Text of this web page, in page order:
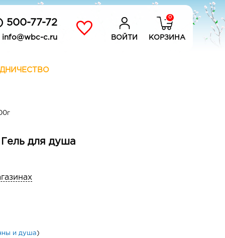
500-77-72
c.ru ВОЙТИ
0
КОРЗИНА
для душа
и душа )